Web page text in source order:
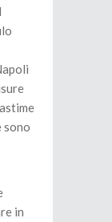
sono
in